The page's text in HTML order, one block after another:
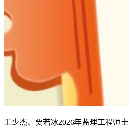
王少杰、贾若冰2026年监理工程师